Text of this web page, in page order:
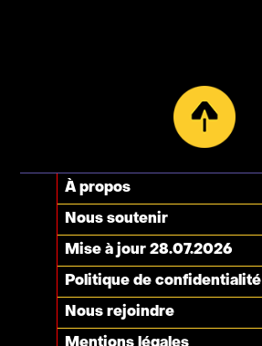
À propos
Nous soutenir
Politique de confidentialité
Mise à jour 28.07.2026
Nous rejoindre